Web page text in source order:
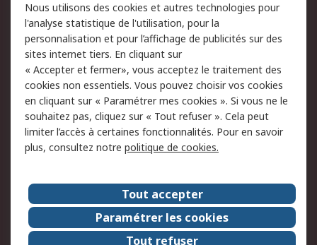
du site
Politique de protection
des données - Mise à
jour
Sécurité des E-mails
Conditions générales
de vente
Politique anti-
corruption
Campagnes marketing
A propos de RS
A propos de RS France
Evénements
Le groupe RS Group Plc
Presse
RS dans le monde
Démarche RSE
Nous utilisons des cookies et autres technologies pour
l'analyse statistique de l'utilisation, pour la
personnalisation et pour l’affichage de publicités sur des
sites internet tiers. En cliquant sur
« Accepter et fermer», vous acceptez le traitement des
cookies non essentiels. Vous pouvez choisir vos cookies
en cliquant sur « Paramétrer mes cookies ». Si vous ne le
souhaitez pas, cliquez sur « Tout refuser ». Cela peut
limiter l’accès à certaines fonctionnalités. Pour en savoir
plus, consultez notre politique de cookies.
Tout accepter
Paramétrer les cookies
Tout refuser